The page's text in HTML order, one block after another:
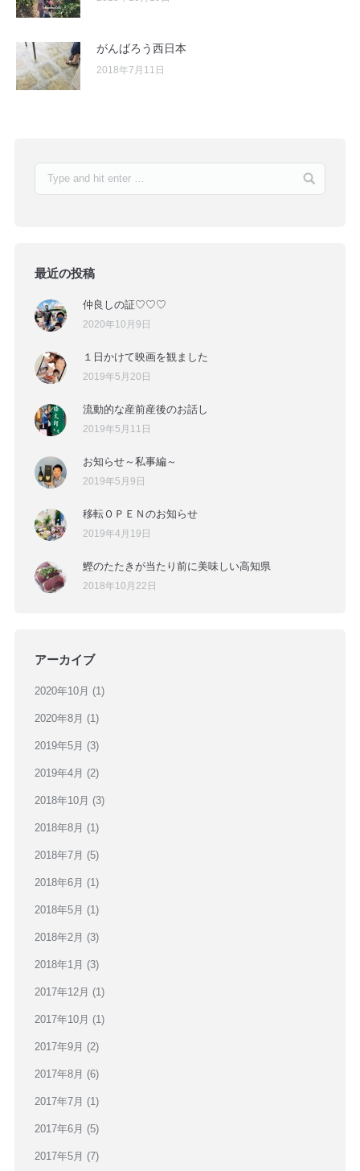
がんばろう西日本
2018年7月11日
最近の投稿
仲良しの証♡♡♡
2020年10月9日
１日かけて映画を観ました
2019年5月20日
流動的な産前産後のお話し
2019年5月11日
お知らせ～私事編～
2019年5月9日
移転ＯＰＥＮのお知らせ
2019年4月19日
鰹のたたきが当たり前に美味しい高知県
2018年10月22日
アーカイブ
2020年10月 (1)
2020年8月 (1)
2019年5月 (3)
2019年4月 (2)
2018年10月 (3)
2018年8月 (1)
2018年7月 (5)
2018年6月 (1)
2018年5月 (1)
2018年2月 (3)
2018年1月 (3)
2017年12月 (1)
2017年10月 (1)
2017年9月 (2)
2017年8月 (6)
2017年7月 (1)
2017年6月 (5)
2017年5月 (7)